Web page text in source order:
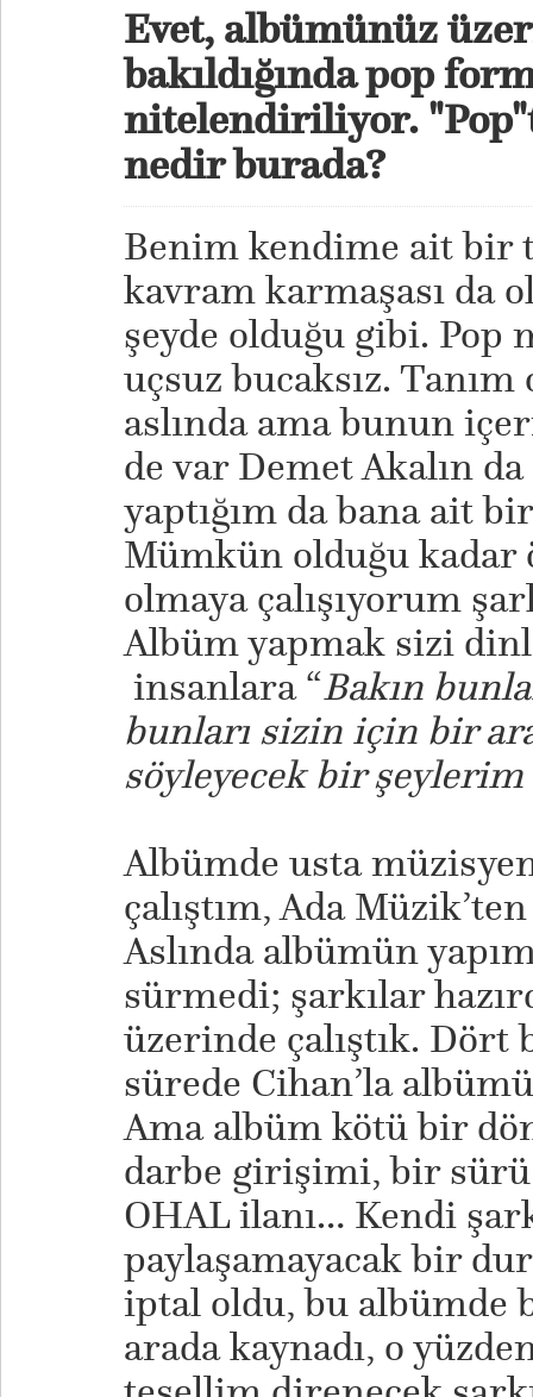
Evet, albümünüz
bakıldığında pop
nitelendiriliyor.
nedir burada?
Benim kendime ait bir
kavram karmaşası da
şeyde olduğu gibi. Pop
uçsuz bucaksız.
aslında ama bunun
de var Demet Akalın
yaptığım da bana ait
Mümkün olduğu
olmaya çalışıyorum
Albüm yapmak sizi
insanlara “Bakın
bunları sizin için bir
söyleyecek bir şeylerim
Albümde usta
çalıştım, Ada
Aslında albümün
sürmedi; şarkılar
üzerinde çalıştık. Dört
sürede Cihan’la
Ama albüm kötü bir
darbe girişimi, bir
OHAL ilanı… Kendi
paylaşamayacak bir
iptal oldu, bu albümde
arada kaynadı, o